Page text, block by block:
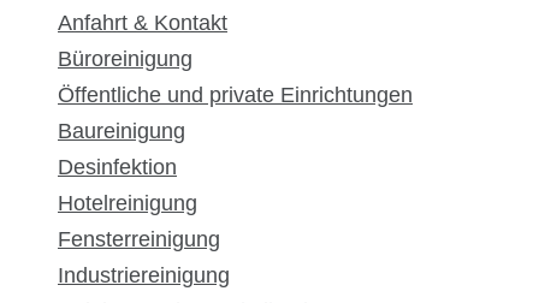
Anfahrt & Kontakt
Büroreinigung
Öffentliche und private Einrichtungen
Baureinigung
Desinfektion
Hotelreinigung
Fensterreinigung
Industriereinigung